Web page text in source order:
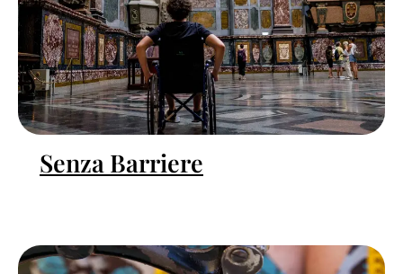
Senza Barriere